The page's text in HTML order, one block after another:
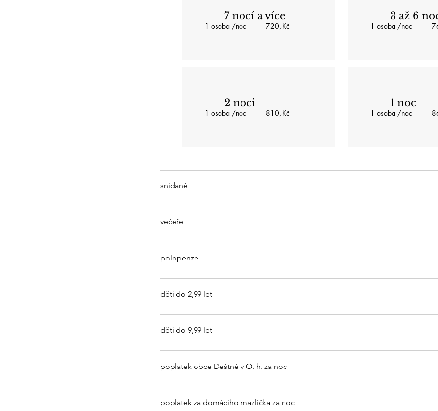
7 nocí a více
1 osoba /noc 720,-Kč
2 noci
1 osoba /noc 810,-Kč
3 až 6
1 osoba /noc
1 noc
1 osoba /noc
snídaně
večeře
polopenze
děti do 2,99 let
děti do 9,99 let
poplatek obce Deštné v O. h. za noc
poplatek za domácího mazlíčka za noc